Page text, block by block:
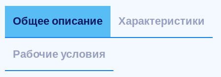
Общее описание Характеристики
Рабочие условия